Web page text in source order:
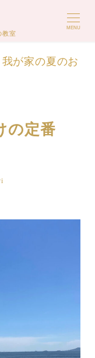
教室
MENU
我が家の夏のお
の定番